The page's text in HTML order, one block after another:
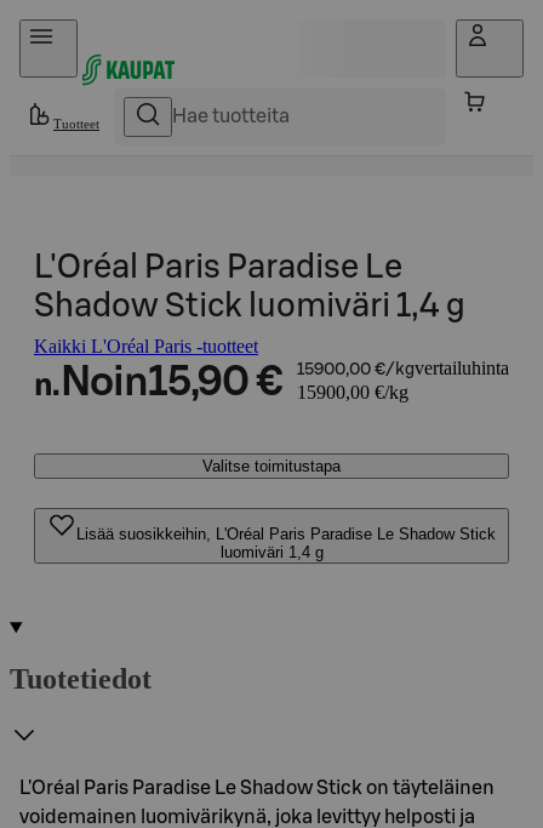
Hyppää sisältöön
Tuotteet
L'Oréal Paris Paradise Le
Shadow Stick luomiväri 1,4 g
Kaikki L'Oréal Paris -tuotteet
n. Noin15,90 € 15900,00 €/kgvertailuhinta
15900,00 €/kg
Valitse toimitustapa
Lisää suosikkeihin, L'Oréal Paris Paradise Le Shadow Stick
luomiväri 1,4 g
Tuotetiedot
L'Oréal Paris Paradise Le Shadow Stick on täyteläinen
voidemainen luomivärikynä, joka levittyy helposti ja